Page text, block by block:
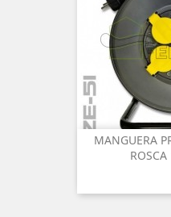
MANGUERA